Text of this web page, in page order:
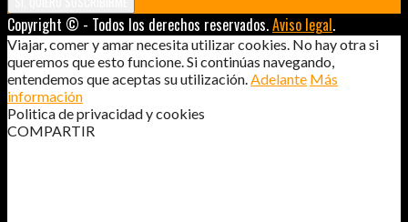
Copyright © - Todos los derechos reservados.Aviso legal.
Viajar, comer y amar necesita utilizar cookies. No hay otra si
queremos que esto funcione. Si continúas navegando,
entendemos que aceptas su utilización. Adelante Más
información
Politica de privacidad y cookies
COMPARTIR